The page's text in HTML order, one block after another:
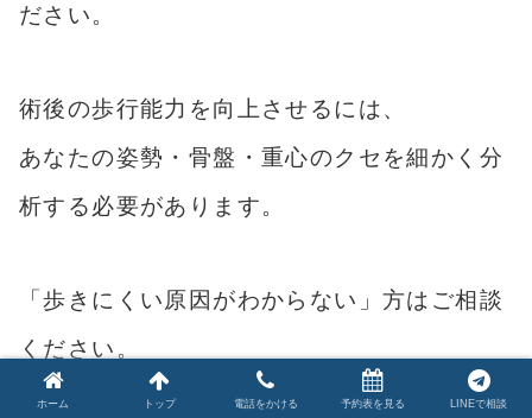
ださい。
術後の歩行能力を向上させるには、
あなたの姿勢・骨盤・重心のクセを細かく分
析する必要があります。
「歩きにくい原因がわからない」方はご相談
ください。
ホーム トップ 電話をかける 予約表を見る LINEで相談